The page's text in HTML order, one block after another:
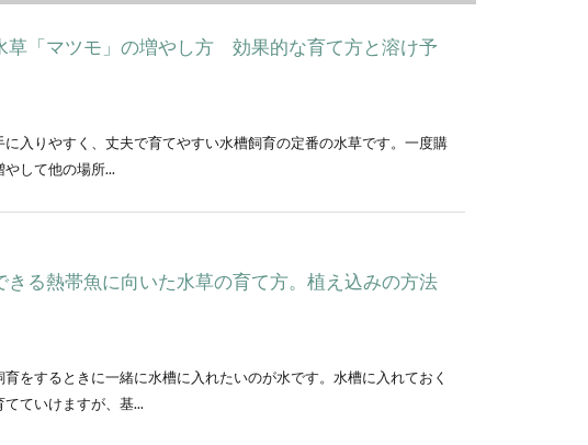
草「マツモ」の増やし方 効果的な育て方と溶け予
に入りやすく、丈夫で育てやすい水槽飼育の定番の水草です。一度購
やして他の場所...
きる熱帯魚に向いた水草の育て方。植え込みの方法
育をするときに一緒に水槽に入れたいのが水です。水槽に入れておく
てていけますが、基...